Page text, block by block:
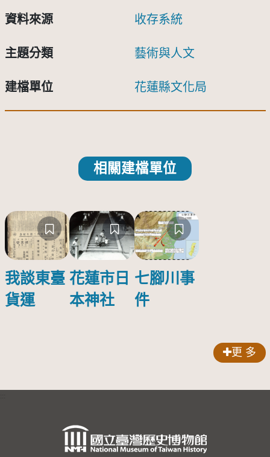
資料來源 收存系統
主題分類 藝術與人文
建檔單位 花蓮縣文化局
相關建檔單位
我談東臺
貨運
花蓮市日
本神社
七腳川事
件
更 多